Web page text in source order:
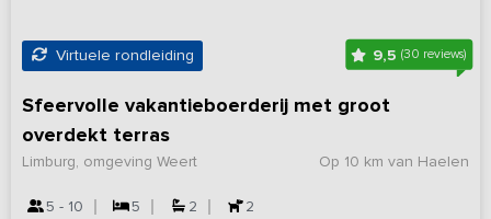
Virtuele rondleiding 9,5 (30 reviews)
Sfeervolle vakantieboerderij met groot
overdekt terras
Op 10 km van Haelen
Limburg, omgeving Weert
5 - 10 5 2 2